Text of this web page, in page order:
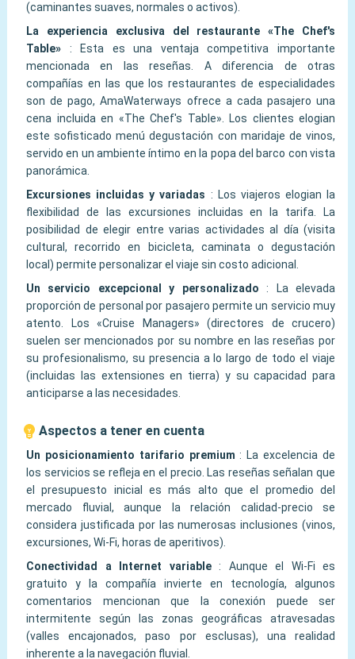
(caminantes suaves, normales o activos).
La experiencia exclusiva del restaurante «The Chef's
Table»
:
Esta es una ventaja competitiva importante
mencionada en las reseñas. A diferencia de otras
compañías en las que los restaurantes de especialidades
son de pago, AmaWaterways ofrece a cada pasajero una
cena incluida en «The Chef's Table». Los clientes elogian
este sofisticado menú degustación con maridaje de vinos,
servido en un ambiente íntimo en la popa del barco con vista
panorámica.
Excursiones incluidas y variadas : Los viajeros elogian la
flexibilidad de las excursiones incluidas en la tarifa. La
posibilidad de elegir entre varias actividades al día (visita
cultural, recorrido en bicicleta, caminata o degustación
local) permite personalizar el viaje sin costo adicional.
Un servicio excepcional y personalizado
:
La elevada
proporción de personal por pasajero permite un servicio muy
atento. Los «Cruise Managers» (directores de crucero)
suelen ser mencionados por su nombre en las reseñas por
su profesionalismo, su presencia a lo largo de todo el viaje
(incluidas las extensiones en tierra) y su capacidad para
anticiparse a las necesidades.
Aspectos a tener en cuenta
Un posicionamiento tarifario premium : La excelencia de
los servicios se refleja en el precio. Las reseñas señalan que
el presupuesto inicial es más alto que el promedio del
mercado fluvial, aunque la relación calidad-precio se
considera justificada por las numerosas inclusiones (vinos,
excursiones, Wi-Fi, horas de aperitivos).
Conectividad a Internet variable : Aunque el Wi-Fi es
gratuito y la compañía invierte en tecnología, algunos
comentarios mencionan que la conexión puede ser
intermitente según las zonas geográficas atravesadas
(valles encajonados, paso por esclusas), una realidad
inherente a la navegación fluvial.